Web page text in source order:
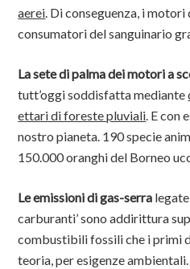
aerei. Di conseguenza, i
consumatori del sanguinario
La sete di palma dei motori a
tutt’oggi soddisfatta mediante
ettari di foreste pluviali. E con
nostro pianeta. 190 specie
150.000 oranghi del Borneo
Le emissioni di gas-serra
carburanti’ sono addirittura
combustibili fossili che i primi
teoria, per esigenze